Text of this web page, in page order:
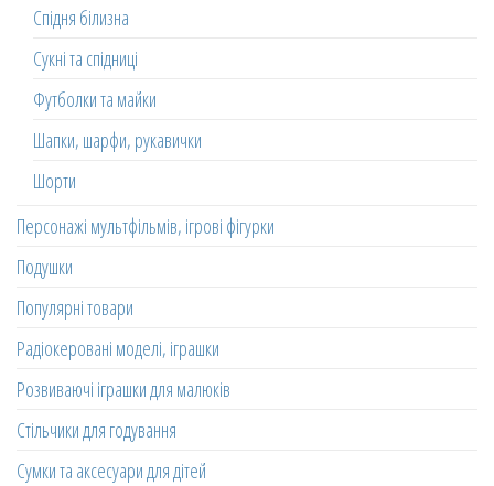
Спідня білизна
Сукні та спідниці
Футболки та майки
Шапки, шарфи, рукавички
Шорти
Персонажі мультфільмів, ігрові фігурки
Подушки
Популярні товари
Радіокеровані моделі, іграшки
Розвиваючі іграшки для малюків
Стільчики для годування
Сумки та аксесуари для дітей